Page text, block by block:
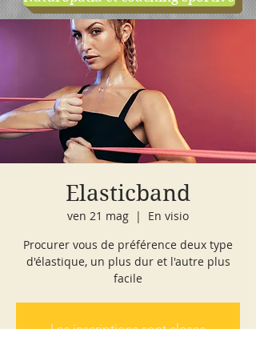
cours d'essai
Elasticband
ven 21 mag
  |
En visio
Procurer vous de préférence deux type
d'élastique, un plus dur et l'autre plus
facile
Les inscriptions sont closes